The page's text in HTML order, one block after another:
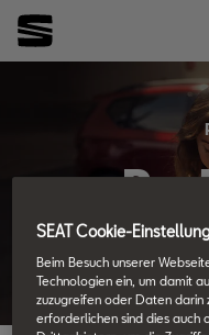
SEAT Cookie-
Beim Besuch unserer
Technologien ein, um damit
zuzugreifen oder Daten darin
erforderlichen sind dies auch